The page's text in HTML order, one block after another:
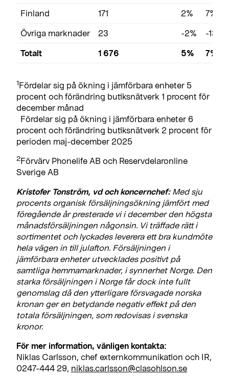
Finland 171 2% 7%
Övriga marknader 23 -2% -13%
Totalt 1 676 5% 7%
1Fördelar sig på ökning i jämförbara enheter 5
procent och förändring butiksnätverk 1 procent för
december månad
Fördelar sig på ökning i jämförbara enheter 6
procent och förändring butiksnätverk 2 procent för
perioden maj-december 2025
2Förvärv Phonelife AB och Reservdelaronline
Sverige AB
Kristofer Tonström, vd och koncernchef: Med sju
procents organisk försäljningsökning jämfört med
föregående år presterade vi i december den högsta
månadsförsäljningen någonsin. Vi träffade rätt i
sortimentet och lyckades leverera ett bra kundmöte
hela vägen in till julafton. Försäljningen i
jämförbara enheter utvecklades positivt på
samtliga hemmamarknader, i synnerhet Norge. Den
starka försäljningen i Norge får dock inte fullt
genomslag då den ytterligare försvagade norska
kronan ger en betydande negativ effekt på den
totala försäljningen, som redovisas i svenska
kronor.
För mer information, vänligen kontakta:
Niklas Carlsson, chef externkommunikation och IR,
0247-444 29, niklas.carlsson@clasohlson.se